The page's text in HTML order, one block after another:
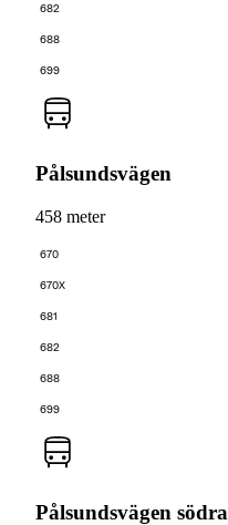
682
688
699
Pålsundsvägen
458 meter
670
670X
681
682
688
699
Pålsundsvägen södra